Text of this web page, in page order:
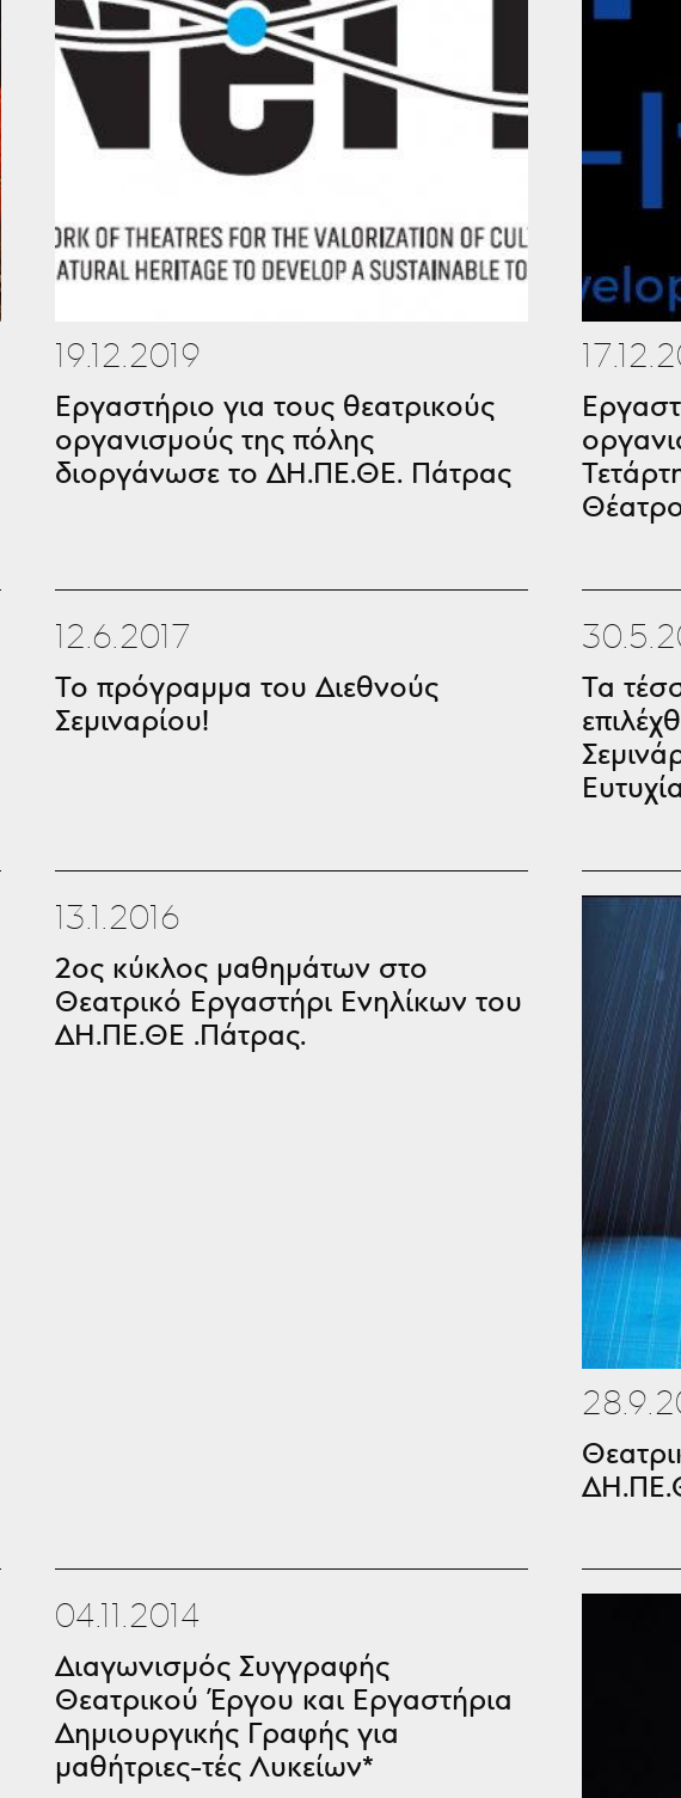
19.12.2019
Εργαστήριο για τους θεατρικούς
οργανισμούς της πόλης
διοργάνωσε το ΔΗ.ΠΕ.ΘΕ. Πάτρας
12.6.2017
Το πρόγραμμα του Διεθνούς
Σεμιναρίου!
Τα
Ευτυχία
13.1.2016
2ος κύκλος μαθημάτων στο
Θεατρικό Εργαστήρι Ενηλίκων του
ΔΗ.ΠΕ.ΘΕ .Πάτρας.
04.11.2014
Διαγωνισμός Συγγραφής
Θεατρικού Έργου και Εργαστήρια
Δημιουργικής Γραφής για
μαθήτριες-τές Λυκείων*